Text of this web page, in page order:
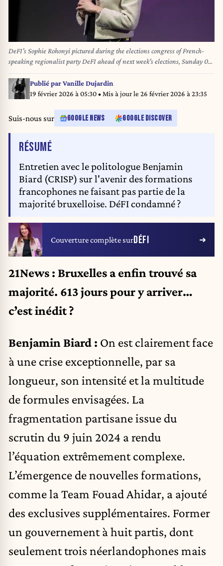
DeFI's Sophie Rohonyi pictured during the elections congress of French-
speaking regionalist party DeFI ahead of next week's elections, Sunday 06
October 2024, in Nivelles. Next October 13th, Belgium holds local elections
to elect new municipal and provincial councils and mayors. BELGA
PHOTO NICOLAS MAETERLINCK
Publié parVanille Dujardin
19 février 2026 à 05:30• Mis à jour le 26 février 2026 à 23:35
Suis-nous sur GOOGLE NEWS GOOGLE DISCOVER
RÉSUMÉDE L'ARTICLE
Entretien avec le politologue Benjamin
Biard (CRISP) sur l'avenir des formations
francophones ne faisant pas partie de la
majorité bruxelloise. DéFI condamné ?
Couverture complète surDÉFI
21News : Bruxelles a enfin trouvé sa
majorité. 613 jours pour y arriver…
c’est inédit ?
Benjamin Biard : On est clairement face
à une crise exceptionnelle, par sa
longueur, son intensité et la multitude
de formules envisagées. La
fragmentation partisane issue du
scrutin du 9 juin 2024 a rendu
l’équation extrêmement complexe.
L’émergence de nouvelles formations,
comme la Team Fouad Ahidar, a ajouté
des exclusives supplémentaires. Former
un gouvernement à huit partis, dont
seulement trois néerlandophones mais